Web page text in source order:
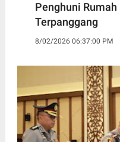
Penghuni
Terpanggang
8/02/2026 06:37:00 PM